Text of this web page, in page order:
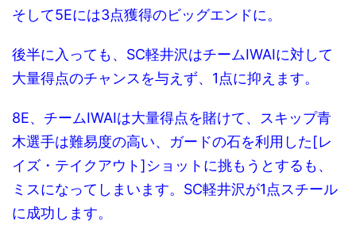
そして5Eには3点獲得のビッグエンドに。
後半に入っても、SC軽井沢はチームIWAIに対して
大量得点のチャンスを与えず、1点に抑えます。
8E、チームIWAIは大量得点を賭けて、スキップ青
木選手は難易度の高い、ガードの石を利用した[レ
イズ・テイクアウト]ショットに挑もうとするも、
ミスになってしまいます。SC軽井沢が1点スチール
に成功します。